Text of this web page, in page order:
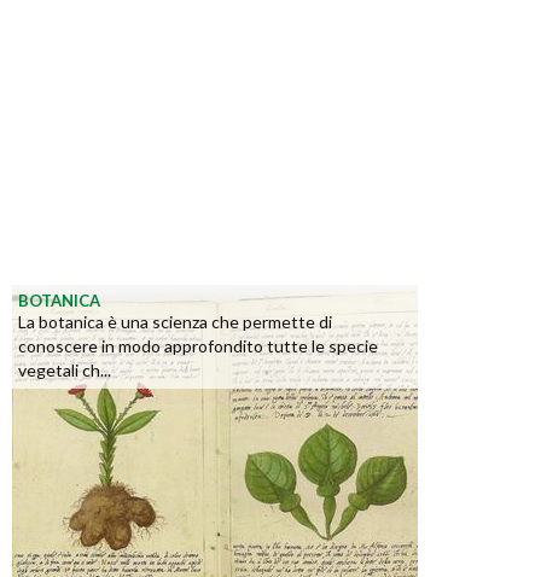
BOTANICA
La botanica è una scienza che permette di
conoscere in modo approfondito tutte le specie
vegetali ch...